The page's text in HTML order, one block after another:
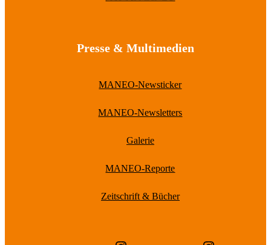
Presse & Multimedien
MANEO-Newsticker
MANEO-Newsletters
Galerie
MANEO-Reporte
Zeitschrift & Bücher